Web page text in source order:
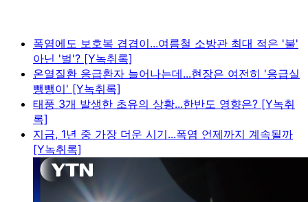
폭염에도 보호복 겹겹이...여름철 소방관 최대 적은 '불'
아닌 '벌'? [Y녹취록]
온열질환 응급환자 늘어나는데...현장은 여전히 '응급실
뺑뺑이' [Y녹취록]
태풍 3개 발생한 초유의 상황...한반도 영향은? [Y녹취
록]
지금, 1년 중 가장 더운 시기...폭염 언제까지 계속될까
[Y녹취록]